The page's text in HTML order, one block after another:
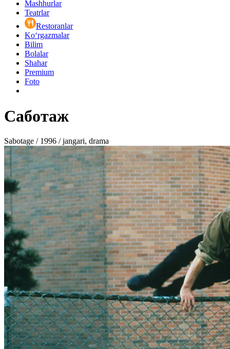
Mashhurlar
Teatrlar
Restoranlar
Ko‘rgazmalar
Bilim
Bolalar
Shahar
Premium
Foto
Саботаж
Sabotage / 1996 / jangari, drama